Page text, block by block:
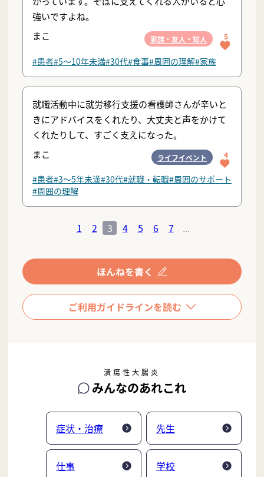
強いですよね。
まこ
家族・友人・知人 5
#患者#5〜10年未満#30代#食事#周囲の理解#家族
就職活動中に就労移行支援の看護師さんが辛いと
きにアドバイスをくれたり、大丈夫と声をかけて
くれたりして、すごく支えになった。
まこ
ライフイベント 4
#患者#3〜5年未満#30代#就職・転職#周囲のサポート
#周囲の理解
1 2 3 4 5 6 7 ...
潰瘍性大腸炎
みんなのあれこれ
症状・治療 先生
仕事 学校